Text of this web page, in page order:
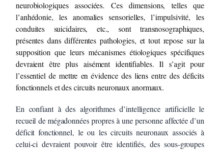
neurobiologiques associées. Ces dimensions, telles que
l’anhédonie, les anomalies sensorielles, l’impulsivité, les
conduites suicidaires, etc., sont transnosographiques,
présentes dans différentes pathologies, et tout repose sur la
supposition que leurs mécanismes étiologiques spécifiques
devraient être plus aisément identifiables. Il s’agit pour
l’essentiel de mettre en évidence des liens entre des déficits
fonctionnels et des circuits neuronaux anormaux.
En confiant à des algorithmes d’intelligence artificielle le
recueil de mégadonnées propres à une personne affectée d’un
déficit fonctionnel, le ou les circuits neuronaux associés à
celui-ci devraient pouvoir être identifiés, des sous-groupes